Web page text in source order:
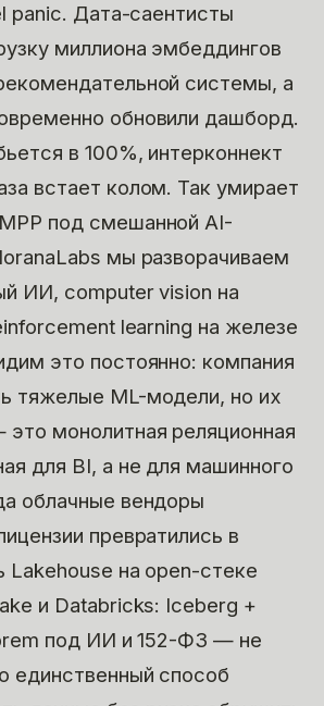
panic. Дата-саентисты
миллиона эмбеддингов
системы, а
обновили дашборд.
в 100%, интерконнект
встает колом. Так умирает
под смешанной AI-
мы разворачиваем
ИИ, computer vision на
learning на железе
это постоянно: компания
тяжелые ML-модели, но их
монолитная реляционная
для BI, а не для машинного
облачные вендоры
превратились в
Lakehouse на open-стеке
и Databricks: Iceberg +
под ИИ и 152-ФЗ — не
единственный способ